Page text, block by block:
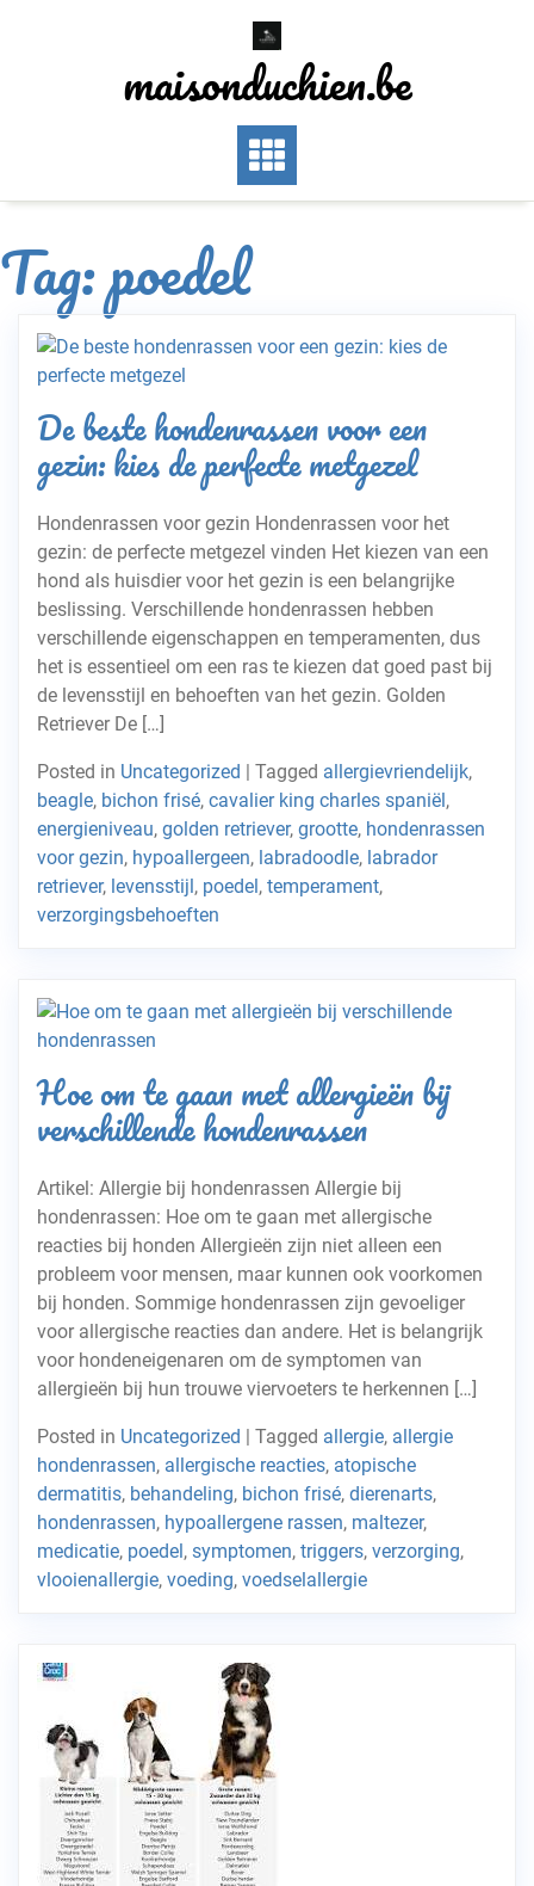
maisonduchien.be
Tag:poedel
De beste hondenrassen voor een
gezin: kies de perfecte metgezel
Hondenrassen voor gezin Hondenrassen voor het
gezin: de perfecte metgezel vinden Het kiezen van een
hond als huisdier voor het gezin is een belangrijke
beslissing. Verschillende hondenrassen hebben
verschillende eigenschappen en temperamenten, dus
het is essentieel om een ras te kiezen dat goed past bij
de levensstijl en behoeften van het gezin. Golden
Retriever De […]
Posted in Uncategorized | Tagged allergievriendelijk,
beagle, bichon frisé, cavalier king charles spaniël,
energieniveau, golden retriever, grootte, hondenrassen
voor gezin, hypoallergeen, labradoodle, labrador
retriever, levensstijl, poedel, temperament,
verzorgingsbehoeften
Hoe om te gaan met allergieën bij
verschillende hondenrassen
Artikel: Allergie bij hondenrassen Allergie bij
hondenrassen: Hoe om te gaan met allergische
reacties bij honden Allergieën zijn niet alleen een
probleem voor mensen, maar kunnen ook voorkomen
bij honden. Sommige hondenrassen zijn gevoeliger
voor allergische reacties dan andere. Het is belangrijk
voor hondeneigenaren om de symptomen van
allergieën bij hun trouwe viervoeters te herkennen […]
Posted in Uncategorized | Tagged allergie, allergie
hondenrassen, allergische reacties, atopische
dermatitis, behandeling, bichon frisé, dierenarts,
hondenrassen, hypoallergene rassen, maltezer,
medicatie, poedel, symptomen, triggers, verzorging,
vlooienallergie, voeding, voedselallergie